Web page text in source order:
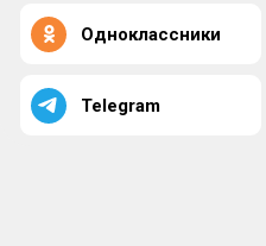
Одноклассники
Telegram